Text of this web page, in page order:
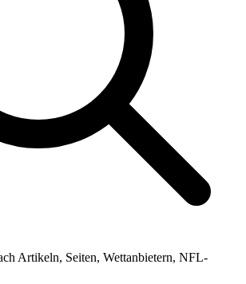
Artikeln, Seiten, Wettanbietern, NFL-